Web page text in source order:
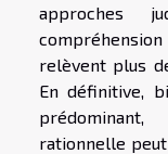
approches
compréhension
relèvent plus
En définitive,
rationnelle